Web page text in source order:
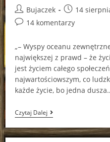
Post
author:
Bujaczek
Post
published:
14
Post14 komentarzy
„– Wyspy oceanu
największej z prawd – że
jest życiem całego
najwartościowszym, co
każde życie, bo jedna
Czytaj DalejJesteśmy
Jedną
Z
Wysp?